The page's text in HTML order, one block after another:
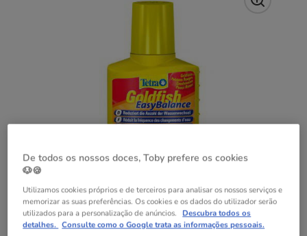
De todos os nossos doces, Toby prefere os cookies
🐶🍪
Utilizamos cookies próprios e de terceiros para analisar os nossos serviços e
memorizar as suas preferências. Os cookies e os dados do utilizador serão
utilizados para a personalização de anúncios. Descubra todos os
detalhes. Consulte como o Google trata as informações pessoais.